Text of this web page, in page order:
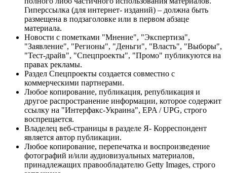
Гиперссылка (для интернет- изданий) – должна быть
размещена в подзаголовке или в первом абзаце
материала.
Новости с пометками "Мнение", "Экспертиза",
"Заявление", "Регионы", "Деньги", "Власть", "Выборы",
"Тест-драйв", "Спецпроекты", "Промо" публикуются на
правах рекламы.
Раздел Спецпроекты создается совместно с
коммерческими партнерами.
Любое копирование, публикация, републикация и
другое распространение информации, которое содержит
ссылку на "Интерфакс-Украина", EPA / UPG, строго
воспрещается.
Владелец веб-страницы в разделе Я- Корреспондент
является автор публикации.
Любое копирование, перепечатка и воспроизведение
фотографий и/или аудиовизуальных материалов,
принадлежащих правообладателю Getty Images, строго